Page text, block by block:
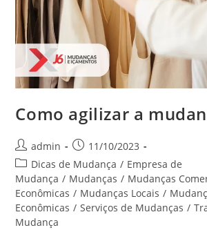
Como agilizar a
admin
11/10/2023
Dicas de Mudança / Empresa de
Mudança / Mudanças / Mudanças
Econômicas / Mudanças Locais /
Econômicas / Serviços de Mudanças /
Mudança